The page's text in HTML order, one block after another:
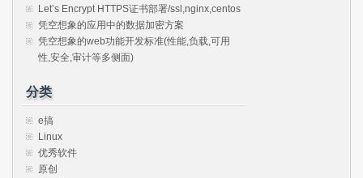
Let’s Encrypt HTTPS证书部署/ssl,nginx,centos
凭空想象的应用中的数据加密方案
凭空想象的web功能开发标准(性能,负载,可用
性,安全,审计等多侧面)
分类
e搞
Linux
优秀软件
原创